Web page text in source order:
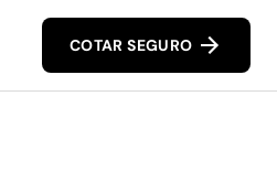
COTAR SEGURO